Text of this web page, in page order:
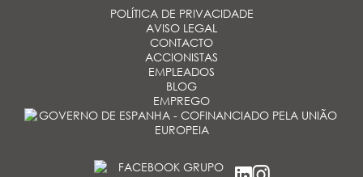
POLÍTICA DE PRIVACIDADE
AVISO LEGAL
CONTACTO
ACCIONISTAS
EMPLEADOS
BLOG
EMPREGO